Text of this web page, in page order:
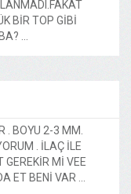
BİR TOP GİBİ
...
. BOYU 2-3 MM.
. İLAÇ İLE
Mİ VEE
ET BENİ VAR ...